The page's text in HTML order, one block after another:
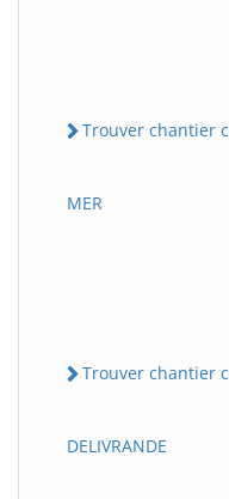
Trouver chantier
MER
Trouver chantier
DELIVRANDE